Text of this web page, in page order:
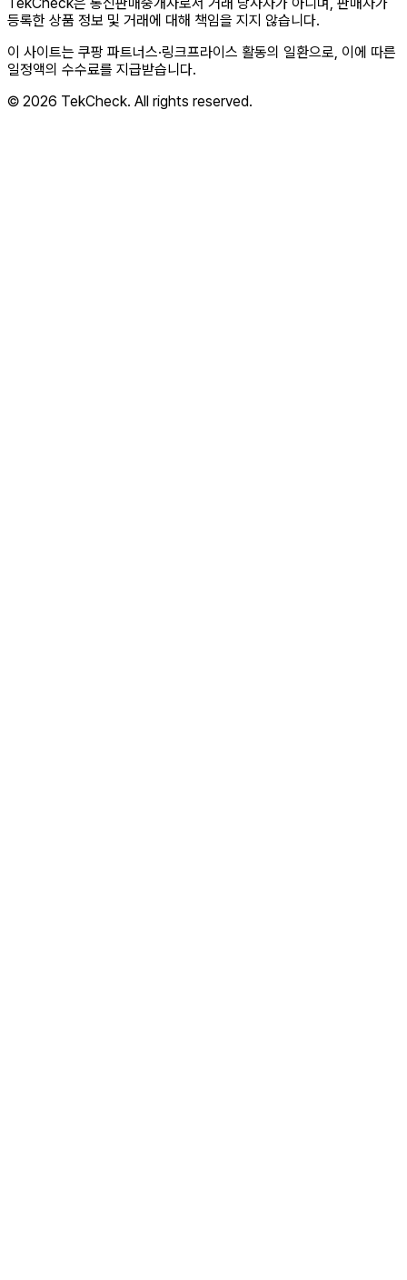
등록한 상품 정보 및 거래에 대해 책임을 지지 않습니다.
이 사이트는 쿠팡 파트너스·링크프라이스 활동의 일환으로, 이에 따른
일정액의 수수료를 지급받습니다.
© 2026 TekCheck. All rights reserved.